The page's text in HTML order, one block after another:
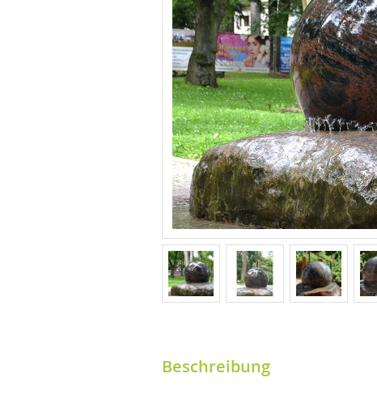
Beschreibung